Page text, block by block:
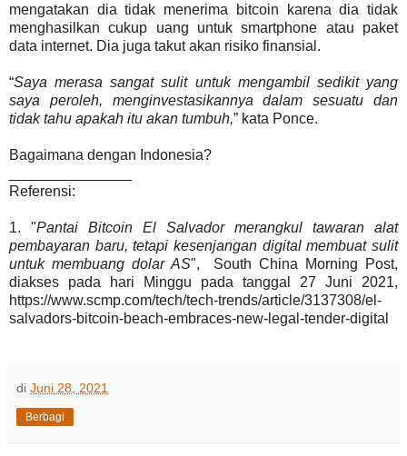
mengatakan dia tidak menerima bitcoin karena dia tidak
menghasilkan cukup uang untuk smartphone atau paket
data internet. Dia juga takut akan risiko finansial.
“Saya merasa sangat sulit untuk mengambil sedikit yang
saya peroleh, menginvestasikannya dalam sesuatu dan
tidak tahu apakah itu akan tumbuh,” kata Ponce.
Bagaimana dengan Indonesia?
Referensi:
1. "Pantai Bitcoin El Salvador merangkul tawaran alat
pembayaran baru, tetapi kesenjangan digital membuat sulit
untuk membuang dolar AS", South China Morning Post,
diakses pada hari Minggu pada tanggal 27 Juni 2021,
https://www.scmp.com/tech/tech-trends/article/3137308/el-
salvadors-bitcoin-beach-embraces-new-legal-tender-digital
di Juni 28, 2021
Berbagi